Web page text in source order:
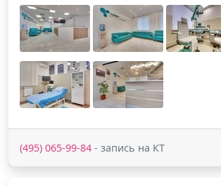
(495) 065-99-84 - запись на КТ